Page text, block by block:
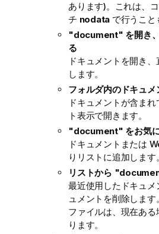
あります)。これは、
チ nodata で行うこと
"document" を開き
る
ドキュメントを開き
します。
フォルダ内のドキュメ
ドキュメントが含ま
ト表示で開きます。
"document" をお気
ドキュメントまたは
りリストに追加します。
リストから
最近使用したドキュ
ュメントを削除しま
ファイルは、現在あ
ります。